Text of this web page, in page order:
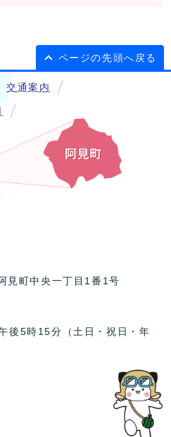
ページの先頭へ戻る
交通案内
見町中央一丁目1番1号
後5時15分（土日・祝日・年